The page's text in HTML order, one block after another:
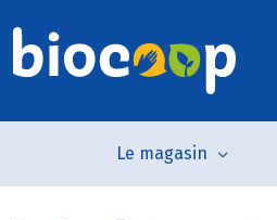
Le magasin